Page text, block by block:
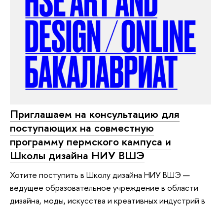
Приглашаем на консультацию для
поступающих на совместную
программу пермского кампуса и
Школы дизайна НИУ ВШЭ
Хотите поступить в Школу дизайна НИУ ВШЭ —
ведущее образовательное учреждение в области
дизайна, моды, искусства и креативных индустрий в